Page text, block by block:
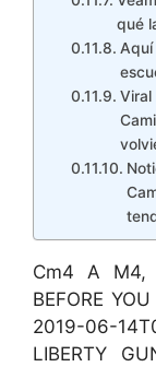
qué
Aquí
Viral
Cm4 A M4,
BEFORE
2019-06-
LIBERTY